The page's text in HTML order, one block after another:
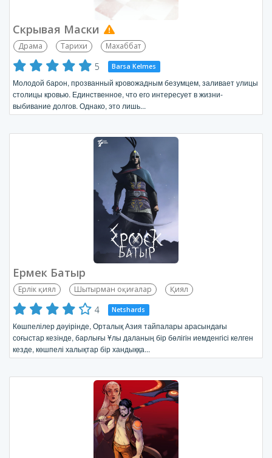
Скрывая Маски
Драма Тарихи Махаббат
5 Barsa Kelmes
Молодой барон, прозванный кровожадным безумцем, заливает улицы
столицы кровью. Единственное, что его интересует в жизни-
выбивание долгов. Однако, это лишь...
Ермек Батыр
Ерлік қиял Шытырман оқиғалар Қиял
4 Netshards
Көшпелілер дәуірінде, Орталық Азия тайпалары арасындағы
соғыстар кезінде, барлығы Ұлы даланың бір бөлігін иемденгісі келген
кезде, көшпелі халықтар бір хандыққа...